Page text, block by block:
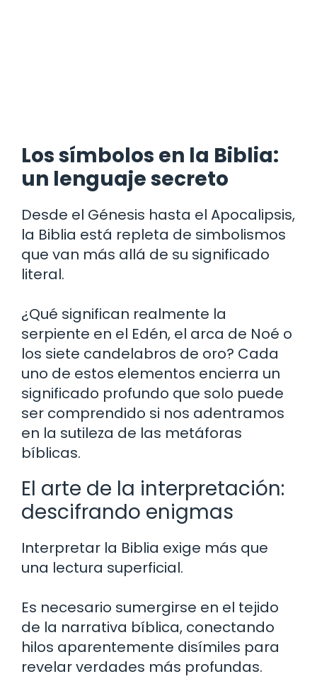
Los símbolos en la Biblia:
un lenguaje secreto
Desde el Génesis hasta el Apocalipsis,
la Biblia está repleta de simbolismos
que van más allá de su significado
literal.
¿Qué significan realmente la
serpiente en el Edén, el arca de Noé o
los siete candelabros de oro? Cada
uno de estos elementos encierra un
significado profundo que solo puede
ser comprendido si nos adentramos
en la sutileza de las metáforas
bíblicas.
El arte de la interpretación:
descifrando enigmas
Interpretar la Biblia exige más que
una lectura superficial.
Es necesario sumergirse en el tejido
de la narrativa bíblica, conectando
hilos aparentemente disímiles para
revelar verdades más profundas.